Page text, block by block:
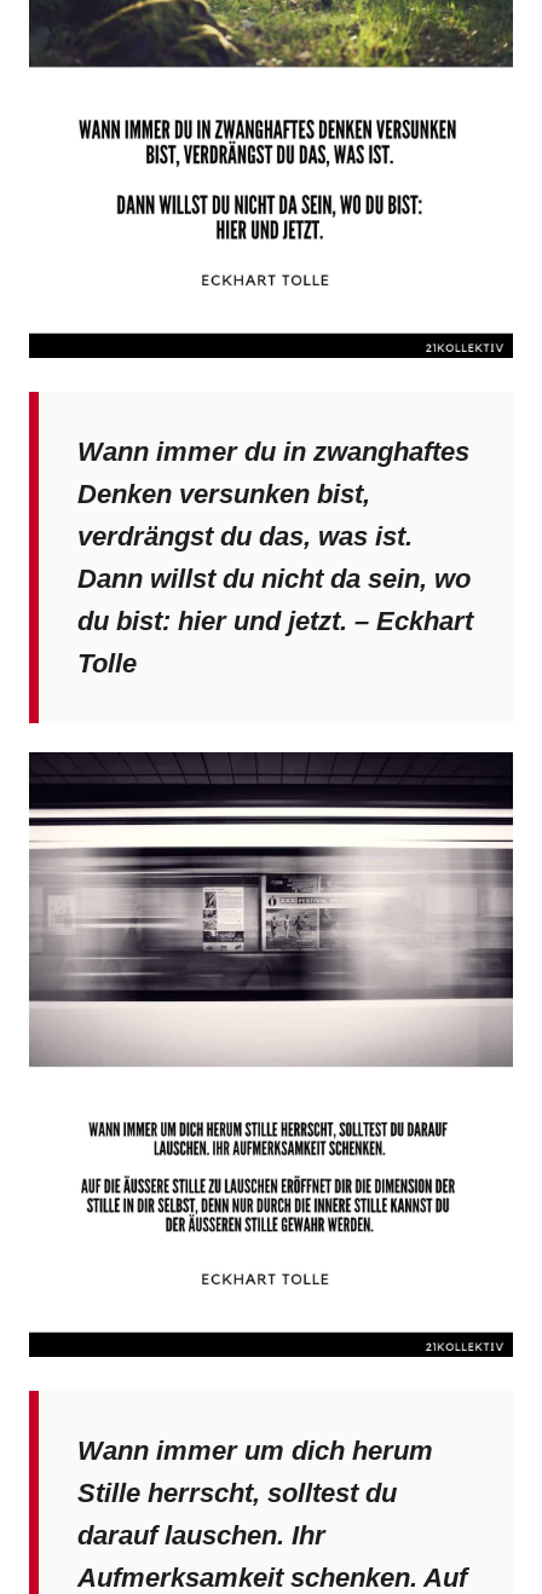
Wann immer du in zwanghaftes
Denken versunken bist,
verdrängst du das, was ist.
Dann willst du nicht da sein, wo
du bist: hier und jetzt. – Eckhart
Tolle
Wann immer um dich herum
Stille herrscht, solltest du
darauf lauschen. Ihr
Aufmerksamkeit schenken. Auf